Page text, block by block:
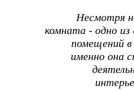
Несмотря
комната - одно
помещений
именно она